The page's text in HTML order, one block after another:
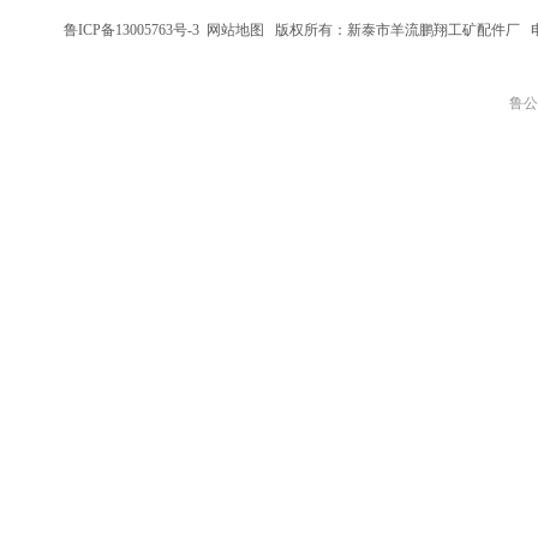
鲁ICP备13005763号-3 网站地图 版权所有：新泰市羊流鹏翔工矿配件厂
鲁